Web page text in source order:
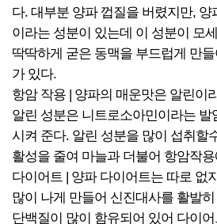
다. 대부분 양파 껍질을 버렸지만, 양
이라는 성분이 있는데 이 성분이 모
딱딱하게 굳은 동맥을 부드럽게 만
가 있다.
항암 작용 | 양파의 매운맛은 알린이
알린 성분은 니트로소아민이라는 발
시켜 준다. 알린 성분을 많이 섭취할
활성을 줄여 마늘과 더불어 항암작
다이어트 | 양파 다이어트는 따로 없
많이 나게 만들어 신진대사를 활발
단백질이 많이 함유되어 있어 다이